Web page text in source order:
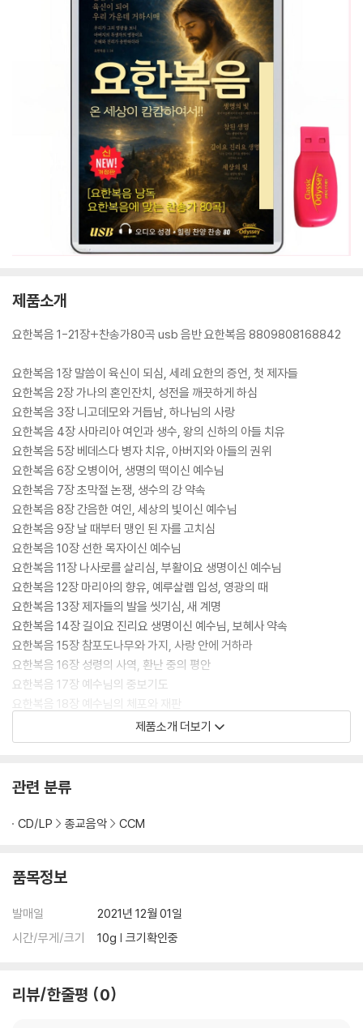
제품소개
요한복음 1-21장+찬송가80곡 usb 음반 요한복음 8809808168842
요한복음 1장 말씀이 육신이 되심, 세례 요한의 증언, 첫 제자들
요한복음 2장 가나의 혼인잔치, 성전을 깨끗하게 하심
요한복음 3장 니고데모와 거듭남, 하나님의 사랑
요한복음 4장 사마리아 여인과 생수, 왕의 신하의 아들 치유
요한복음 5장 베데스다 병자 치유, 아버지와 아들의 권위
요한복음 6장 오병이어, 생명의 떡이신 예수님
요한복음 7장 초막절 논쟁, 생수의 강 약속
요한복음 8장 간음한 여인, 세상의 빛이신 예수님
요한복음 9장 날 때부터 맹인 된 자를 고치심
요한복음 10장 선한 목자이신 예수님
요한복음 11장 나사로를 살리심, 부활이요 생명이신 예수님
요한복음 12장 마리아의 향유, 예루살렘 입성, 영광의 때
요한복음 13장 제자들의 발을 씻기심, 새 계명
요한복음 14장 길이요 진리요 생명이신 예수님, 보혜사 약속
요한복음 15장 참포도나무와 가지, 사랑 안에 거하라
요한복음 16장 성령의 사역, 환난 중의 평안
요한복음 17장 예수님의 중보기도
요한복음 18장 예수님의 체포와 재판
요한복음 19장 십자가 죽음과 장사되심
요한복음 20장 부활하신 예수님과 제자들
561. 예수님의 사랑은
564. 예수께서 오실때에
566. 사랑의 하나님 귀하신 이름은
567. 다정하신 목자 예수
570. 주는 나를 기르시는 목자
제품소개 더보기
관련 분류
CD/LP 종교음악 CCM
품목정보
발매일
2021년 12월 01일
시간/무게/크기
10g | 크기확인중
리뷰/한줄평 0